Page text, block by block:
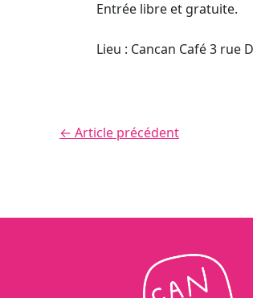
Entrée libre et gratuite.
Lieu : Cancan Café 3 rue
← Article précédent